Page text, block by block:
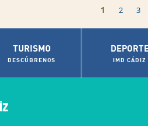
1 2 3
TURISMO
DESCÚBRENOS IMD CÁDIZ